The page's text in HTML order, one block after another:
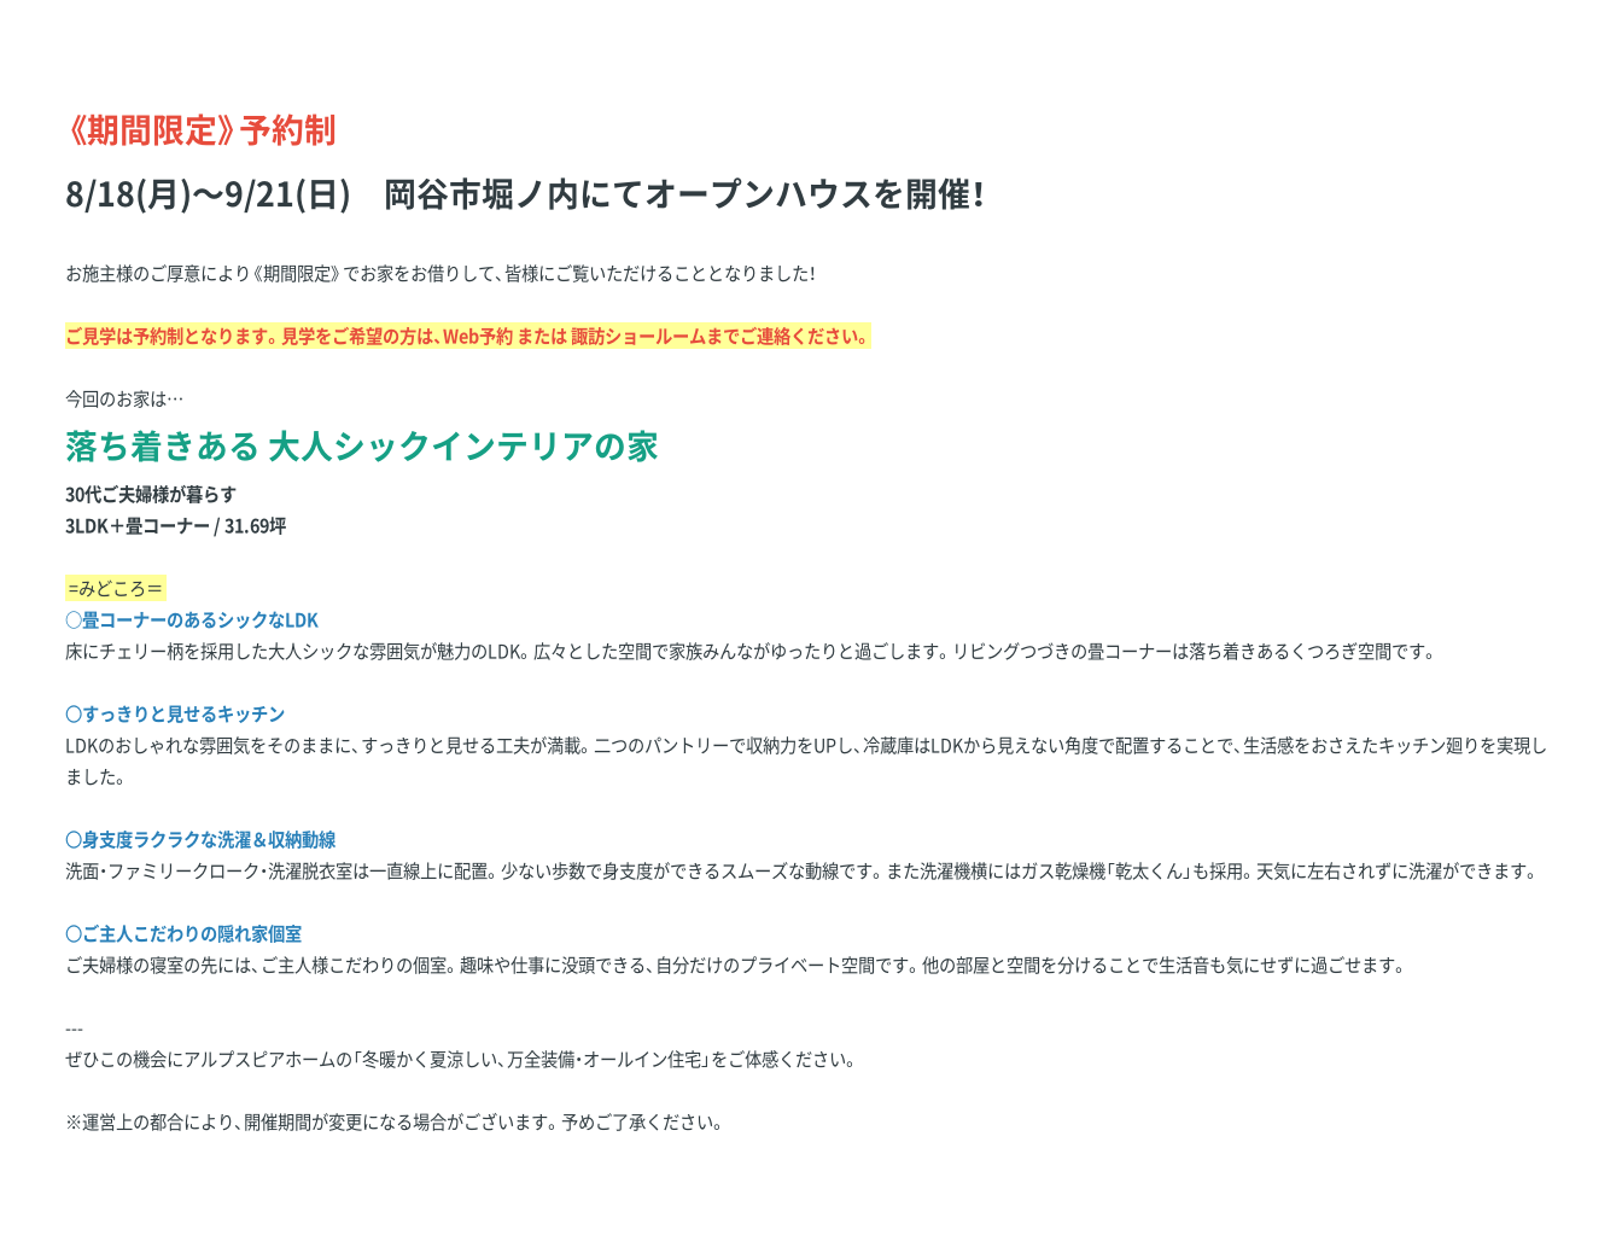
《期間限定》予約制
8/18(月)～9/21(日) 岡谷市堀ノ内にてオープンハウスを開催！
お施主様のご厚意により《期間限定》でお家をお借りして、皆様にご覧いただけることとなりました！
ご見学は予約制となります。見学をご希望の方は、Web予約 または 諏訪ショールームまでご連絡ください。
今回のお家は…
落ち着きある 大人シックインテリアの家
30代ご夫婦様が暮らす
3LDK＋畳コーナー / 31.69坪
=みどころ＝
○畳コーナーのあるシックなLDK
床にチェリー柄を採用した大人シックな雰囲気が魅力のLDK。広々とした空間で家族みんながゆったりと過ごします。リビングつづきの畳コーナーは落ち着きあるくつろぎ空間です。
〇すっきりと見せるキッチン
LDKのおしゃれな雰囲気をそのままに、すっきりと見せる工夫が満載。二つのパントリーで収納力をUPし、冷蔵庫はLDKから見えない角度で配置することで、生活感をおさえたキッチン廻りを実現し
ました。
〇身支度ラクラクな洗濯＆収納動線
洗面・ファミリークローク・洗濯脱衣室は一直線上に配置。少ない歩数で身支度ができるスムーズな動線です。また洗濯機横にはガス乾燥機「乾太くん」も採用。天気に左右されずに洗濯ができます。
〇ご主人こだわりの隠れ家個室
ご夫婦様の寝室の先には、ご主人様こだわりの個室。趣味や仕事に没頭できる、自分だけのプライベート空間です。他の部屋と空間を分けることで生活音も気にせずに過ごせます。
---
ぜひこの機会にアルプスピアホームの「冬暖かく夏涼しい、万全装備・オールイン住宅」をご体感ください。
※運営上の都合により、開催期間が変更になる場合がございます。予めご了承ください。